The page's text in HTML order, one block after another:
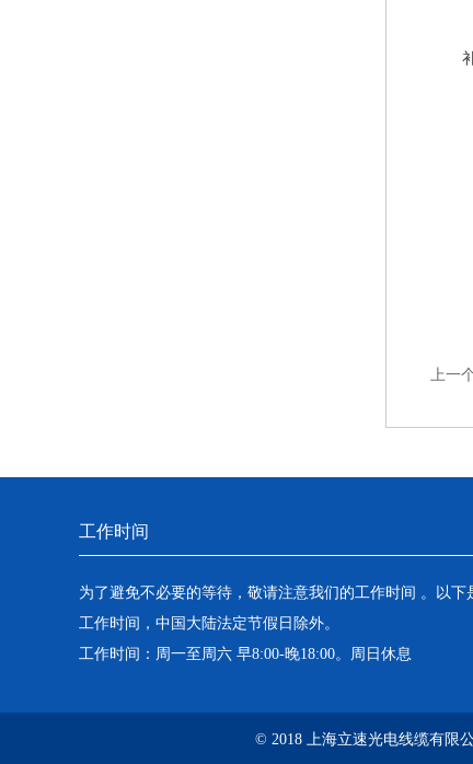
上一
工作时间
为了避免不必要的等待，敬请注意我们的工作时间 。以下
工作时间，中国大陆法定节假日除外。
工作时间：周一至周六 早8:00-晚18:00。周日休息
© 2018 上海立速光电线缆有限